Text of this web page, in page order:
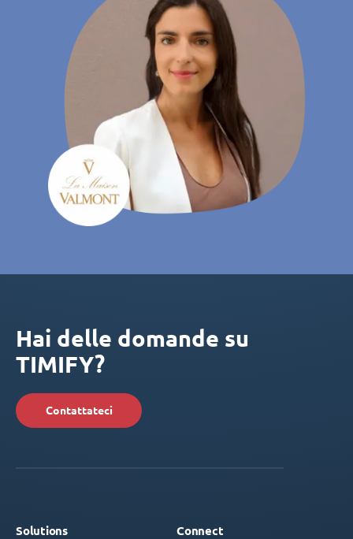
Hai delle domande su
TIMIFY?
Contattateci
Solutions Connect